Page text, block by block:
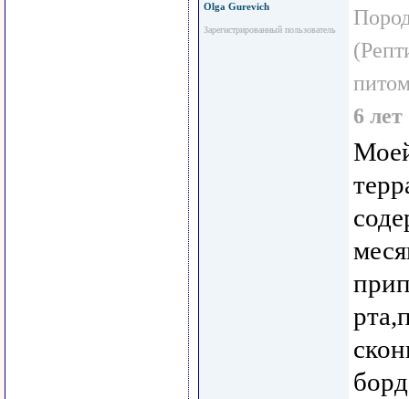
Olga Gurevich
Зарегистрированный пользователь
6 лет